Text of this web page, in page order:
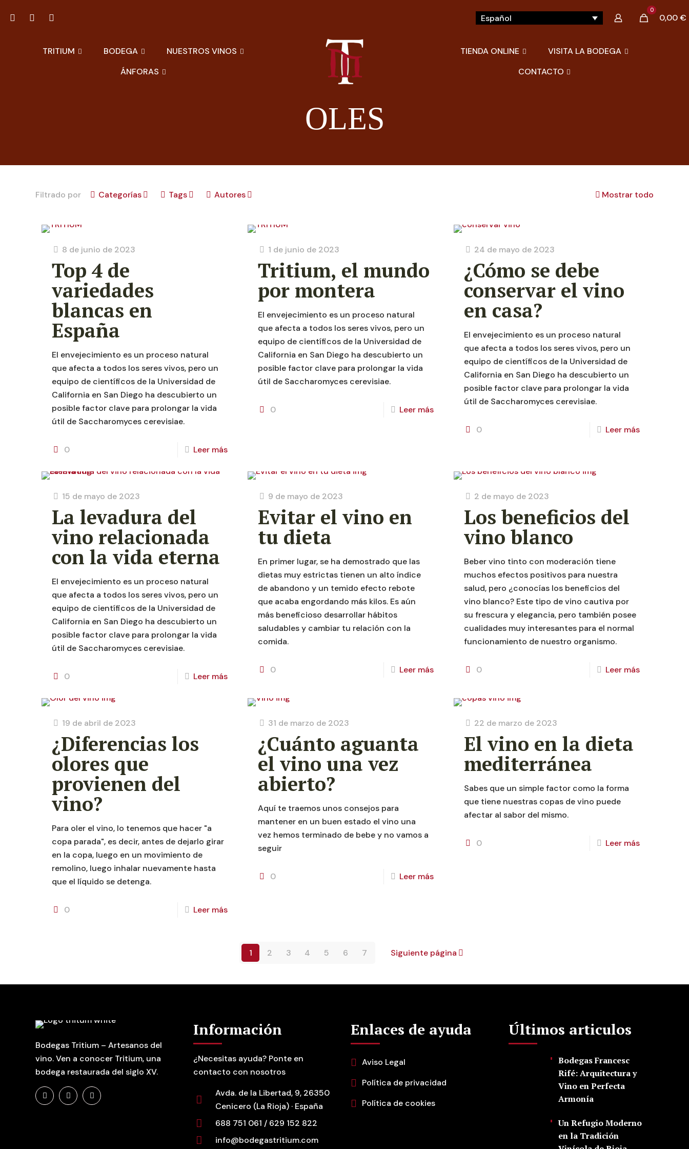
Español
0
0,00 €
TRITIUM BODEGA
NUESTROS VINOS
ÁNFORAS
TIENDA ONLINE
VISITA LA BODEGA
CONTACTO
OLES
Filtrado por Categorías Tags Autores Mostrar todo
8 de junio de 2023
Top 4 de
variedades
blancas en
España
El envejecimiento es un proceso natural
que afecta a todos los seres vivos, pero un
equipo de científicos de la Universidad de
California en San Diego ha descubierto un
posible factor clave para prolongar la vida
útil de Saccharomyces cerevisiae.
0 Leer más
1 de junio de 2023
Tritium, el mundo
por montera
El envejecimiento es un proceso natural
que afecta a todos los seres vivos, pero un
equipo de científicos de la Universidad de
California en San Diego ha descubierto un
posible factor clave para prolongar la vida
útil de Saccharomyces cerevisiae.
0 Leer más
24 de mayo de 2023
¿Cómo se debe
conservar el vino
en casa?
El envejecimiento es un proceso natural
que afecta a todos los seres vivos, pero un
equipo de científicos de la Universidad de
California en San Diego ha descubierto un
posible factor clave para prolongar la vida
útil de Saccharomyces cerevisiae.
0 Leer más
15 de mayo de 2023
La levadura del
vino relacionada
con la vida eterna
El envejecimiento es un proceso natural
que afecta a todos los seres vivos, pero un
equipo de científicos de la Universidad de
California en San Diego ha descubierto un
posible factor clave para prolongar la vida
útil de Saccharomyces cerevisiae.
0 Leer más
9 de mayo de 2023
Evitar el vino en
tu dieta
En primer lugar, se ha demostrado que las
dietas muy estrictas tienen un alto índice
de abandono y un temido efecto rebote
que acaba engordando más kilos. Es aún
más beneficioso desarrollar hábitos
saludables y cambiar tu relación con la
comida.
0 Leer más
2 de mayo de 2023
Los beneficios del
vino blanco
Beber vino tinto con moderación tiene
muchos efectos positivos para nuestra
salud, pero ¿conocías los beneficios del
vino blanco? Este tipo de vino cautiva por
su frescura y elegancia, pero también posee
cualidades muy interesantes para el normal
funcionamiento de nuestro organismo.
0 Leer más
19 de abril de 2023
¿Diferencias los
olores que
provienen del
vino?
Para oler el vino, lo tenemos que hacer "a
copa parada", es decir, antes de dejarlo girar
en la copa, luego en un movimiento de
remolino, luego inhalar nuevamente hasta
que el líquido se detenga.
0 Leer más
31 de marzo de 2023
¿Cuánto aguanta
el vino una vez
abierto?
Aquí te traemos unos consejos para
mantener en un buen estado el vino una
vez hemos terminado de bebe y no vamos a
seguir
0 Leer más
22 de marzo de 2023
El vino en la dieta
mediterránea
Sabes que un simple factor como la forma
que tiene nuestras copas de vino puede
afectar al sabor del mismo.
0 Leer más
1 2 3 4 5 6 7 Siguiente página
Bodegas Tritium – Artesanos del
vino. Ven a conocer Tritium, una
bodega restaurada del siglo XV.
Información
¿Necesitas ayuda? Ponte en
contacto con nosotros
Avda. de la Libertad, 9, 26350
Cenicero (La Rioja) · España
688 751 061 / 629 152 822
info@bodegastritium.com
Enlaces de ayuda
Aviso Legal
Política de privacidad
Política de cookies
Últimos articulos
Bodegas Francesc
Rifé: Arquitectura y
Vino en Perfecta
Armonía
Un Refugio Moderno
en la Tradición